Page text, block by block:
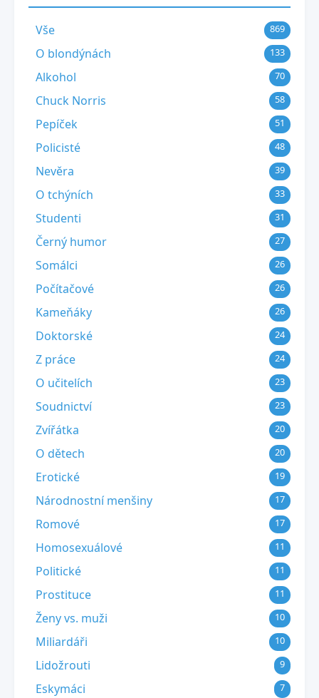
Vše 869
O blondýnách 133
Alkohol 70
Chuck Norris 58
Pepíček 51
Policisté 48
Nevěra 39
O tchýních 33
Studenti 31
Černý humor 27
Somálci 26
Počítačové 26
Kameňáky 26
Doktorské 24
Z práce 24
O učitelích 23
Soudnictví 23
Zvířátka 20
O dětech 20
Erotické 19
Národnostní menšiny 17
Romové 17
Homosexuálové 11
Politické 11
Prostituce 11
Ženy vs. muži 10
Miliardáři 10
Lidožrouti 9
Eskymáci 7